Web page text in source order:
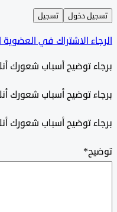
دخول تسجيل
الاشتراك في العضوية
توضيح أسباب شعورك أنك
توضيح أسباب شعورك أنك
توضيح أسباب شعورك أنك
*